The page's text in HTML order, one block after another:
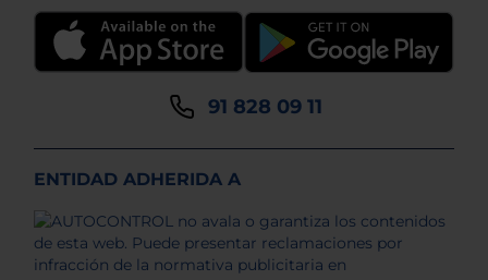
91 828 09 11
ENTIDAD ADHERIDA A